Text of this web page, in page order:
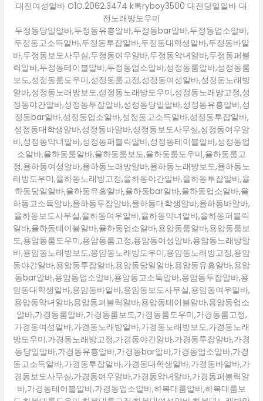
대전여성알바 O1O.2062.3474 k톡ryboy3500 대전당일알바 대
전노래방도우미
두정동당일알바,두정동유흥알바,두정동bar알바,두정동업소알바,
두정동고소득알바,두정동투잡알바,두정동대학생알바,두정동바알
바,두정동보도사무실,두정동여우알바,두정동악녀알바,두정동퍼블
릭알바,두정동테이블알바,두정동업소알바,성정동룸알바,성정동룸
보도,성정동룸도우미,성정동룸고정,성정동여성알바,성정동노래방
알바,성정동노래방보도,성정동노래방도우미,성정동노래방고정,성
정동야간알바,성정동투잡알바,성정동당일알바,성정동유흥알바,성
정동bar알바,성정동업소알바,성정동고소득알바,성정동투잡알바,
성정동대학생알바,성정동바알바,성정동보도사무실,성정동여우알
바,성정동악녀알바,성정동퍼블릭알바,성정동테이블알바,성정동업
소알바,율하동룸알바,율하동룸보도,율하동룸도우미,율하동룸고
정,율하동여성알바,율하동노래방알바,율하동노래방보도,율하동노
래방도우미,율하동노래방고정,율하동야간알바,율하동투잡알바,율
하동당일알바,율하동유흥알바,율하동bar알바,율하동업소알바,율
하동고소득알바,율하동투잡알바,율하동대학생알바,율하동바알바,
율하동보도사무실,율하동여우알바,율하동악녀알바,율하동퍼블릭
알바,율하동테이블알바,율하동업소알바,용암동룸알바,용암동룸보
도,용암동룸도우미,용암동룸고정,용암동여성알바,용암동노래방알
바,용암동노래방보도,용암동노래방도우미,용암동노래방고정,용암
동야간알바,용암동투잡알바,용암동당일알바,용암동유흥알바,용암
동bar알바,용암동업소알바,용암동고소득알바,용암동투잡알바,용
암동대학생알바,용암동바알바,용암동보도사무실,용암동여우알바,
용암동악녀알바,용암동퍼블릭알바,용암동테이블알바,용암동업소
알바,가경동룸알바,가경동룸보도,가경동룸도우미,가경동룸고정,
가경동여성알바,가경동노래방알바,가경동노래방보도,가경동노래
방도우미,가경동노래방고정,가경동야간알바,가경동투잡알바,가경
동당일알바,가경동유흥알바,가경동bar알바,가경동업소알바,가경
동고소득알바,가경동투잡알바,가경동대학생알바,가경동바알바,가
경동보도사무실,가경동여우알바,가경동악녀알바,가경동퍼블릭알
바,가경동테이블알바,가경동업소알바,하복대룸알바,하복대룸보